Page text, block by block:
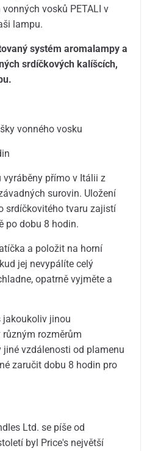
vosků PETALI v
lampu.
systém aromalampy a
srdíčkových kalíšcích,
vonného vosku
vyráběny přímo v Itálii z
surovin. Uložení
srdíčkovitého tvaru zajistí
po dobu 8 hodin.
a položit na horní
jej nevypálíte celý
opatrně vyjměte a
jakoukoliv jinou
rozměrům
vzdálenosti od plamenu
zaručit dobu 8 hodin pro
Ltd. se píše od
byl Price's největší